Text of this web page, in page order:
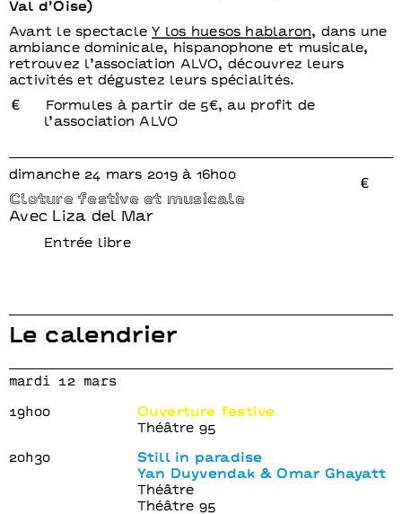
Val d’Oise)
Avant le spectacle Y los huesos hablaron, dans une
ambiance dominicale, hispanophone et musicale,
retrouvez l’association ALVO, découvrez leurs
activités et dégustez leurs spécialités.
Formules à partir de 5€, au profit de
l’association ALVO
dimanche 24 mars 2019 à 16h00
Cloture festive et musicale
Avec Liza del Mar
Entrée libre
Le calendrier
mardi 12 mars
19h00
Ouverture festive
Théâtre 95
20h30
Still in paradise
Yan Duyvendak & Omar Ghayatt
Théâtre
Théâtre 95